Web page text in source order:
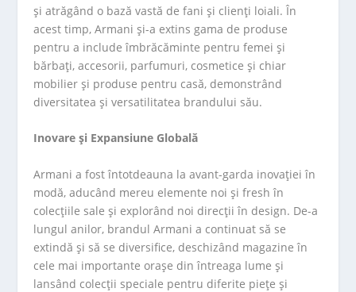
și atrăgând o bază vastă de fani și clienți loiali. În
acest timp, Armani și-a extins gama de produse
pentru a include îmbrăcăminte pentru femei și
bărbați, accesorii, parfumuri, cosmetice și chiar
mobilier și produse pentru casă, demonstrând
diversitatea și versatilitatea brandului său.
Inovare și Expansiune Globală
Armani a fost întotdeauna la avant-garda inovației în
modă, aducând mereu elemente noi și fresh în
colecțiile sale și explorând noi direcții în design. De-a
lungul anilor, brandul Armani a continuat să se
extindă și să se diversifice, deschizând magazine în
cele mai importante orașe din întreaga lume și
lansând colecții speciale pentru diferite piețe și